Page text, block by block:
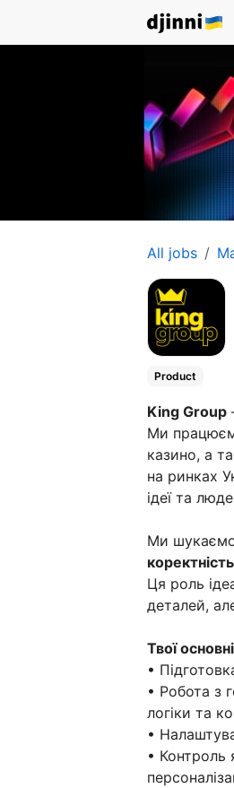
All jobs
Product
King Group
Ми
казино, а
на ринках
ідеї та
Ми
Ця роль
деталей,
Твої
•
• Робота з
логіки та
•
• Контроль